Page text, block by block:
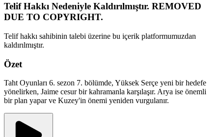
Telif Hakkı Nedeniyle Kaldırılmıştır. REMOVED
DUE TO COPYRIGHT.
Telif hakkı sahibinin talebi üzerine bu içerik platformumuzdan
kaldırılmıştır.
Özet
Taht Oyunları 6. sezon 7. bölümde, Yüksek Serçe yeni bir hedefe
yönelirken, Jaime cesur bir kahramanla karşılaşır. Arya ise önemli
bir plan yapar ve Kuzey'in önemi yeniden vurgulanır.